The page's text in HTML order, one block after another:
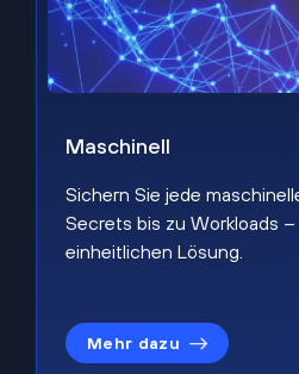
Maschinell
Sichern Sie jede
Secrets bis zu Workloads
einheitlichen Lösung.
Mehr dazu